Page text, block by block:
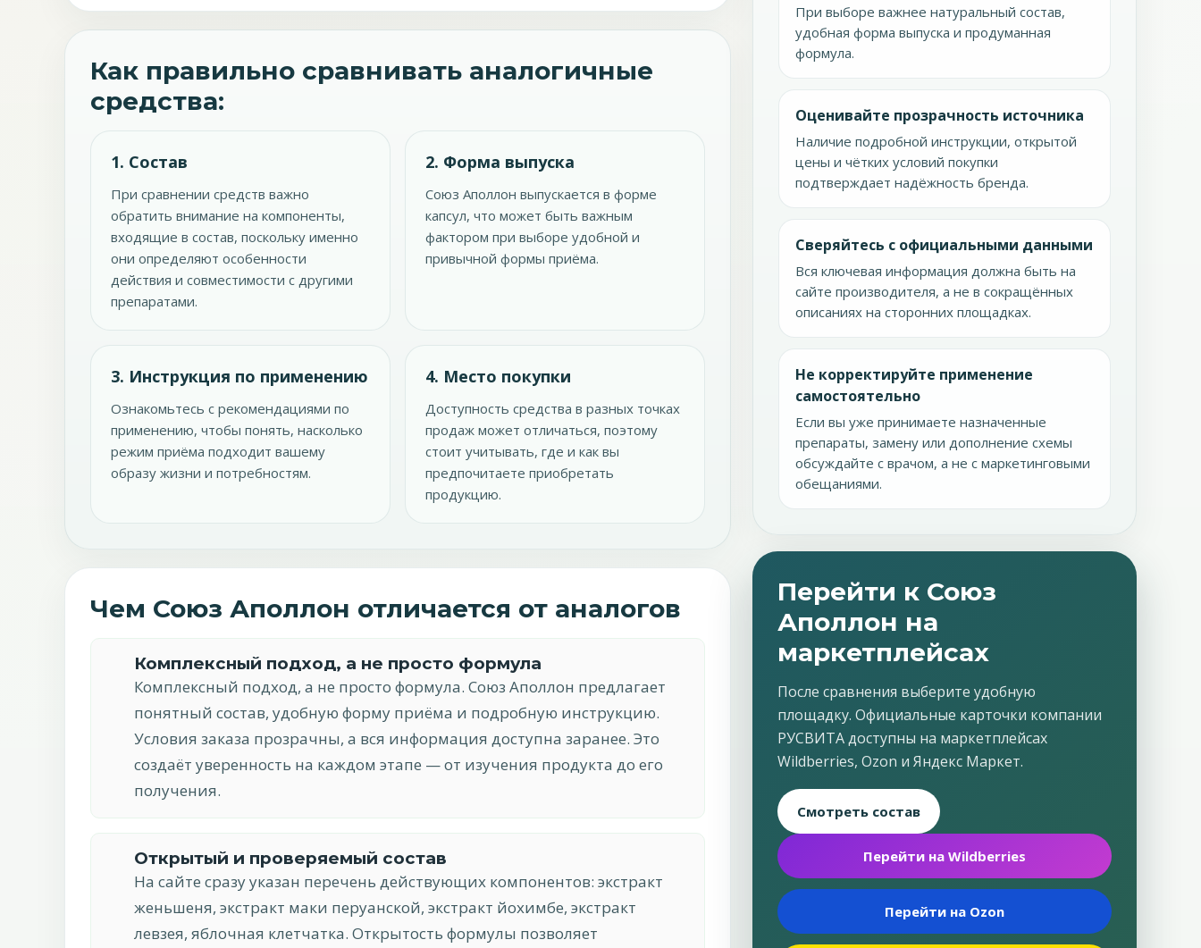
Как правильно сравнивать аналогичные
средства:
1. Состав
При сравнении средств важно
обратить внимание на компоненты,
входящие в состав, поскольку именно
они определяют особенности
действия и совместимости с другими
препаратами.
2. Форма выпуска
Союз Аполлон выпускается в форме
капсул, что может быть важным
фактором при выборе удобной и
привычной формы приёма.
3. Инструкция по применению
Ознакомьтесь с рекомендациями по
применению, чтобы понять, насколько
режим приёма подходит вашему
образу жизни и потребностям.
4. Место покупки
Доступность средства в разных точках
продаж может отличаться, поэтому
стоит учитывать, где и как вы
предпочитаете приобретать
продукцию.
Чем Союз Аполлон отличается от аналогов
Комплексный подход, а не просто формула
Комплексный подход, а не просто формула. Союз Аполлон предлагает
понятный состав, удобную форму приёма и подробную инструкцию.
Условия заказа прозрачны, а вся информация доступна заранее. Это
создаёт уверенность на каждом этапе — от изучения продукта до его
получения.
Открытый и проверяемый состав
На сайте сразу указан перечень действующих компонентов: экстракт
женьшеня, экстракт маки перуанской, экстракт йохимбе, экстракт
левзея, яблочная клетчатка. Открытость формулы позволяет
При выборе важнее натуральный состав,
удобная форма выпуска и продуманная
формула.
Оценивайте прозрачность источника
Наличие подробной инструкции, открытой
цены и чётких условий покупки
подтверждает надёжность бренда.
Сверяйтесь с официальными данными
Вся ключевая информация должна быть на
сайте производителя, а не в сокращённых
описаниях на сторонних площадках.
Не корректируйте применение
самостоятельно
Если вы уже принимаете назначенные
препараты, замену или дополнение схемы
обсуждайте с врачом, а не с маркетинговыми
обещаниями.
Перейти к Союз
Аполлон на
маркетплейсах
После сравнения выберите удобную
площадку. Официальные карточки компании
РУСВИТА доступны на маркетплейсах
Wildberries, Ozon и Яндекс Маркет.
Смотреть состав
Перейти на Wildberries
Перейти на Ozon